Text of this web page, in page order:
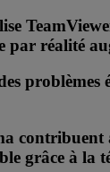
par réalité
problèmes
contribuent
grâce à la